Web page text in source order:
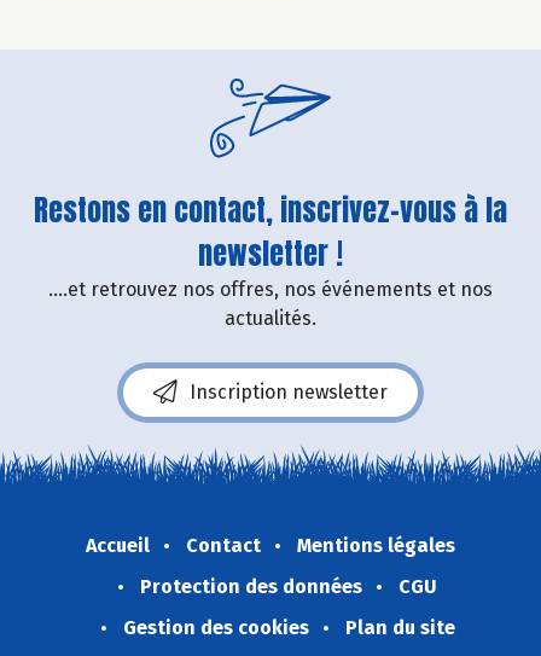
Restons en contact, inscrivez-vous à la
newsletter !
....et retrouvez nos offres, nos événements et nos
actualités.
Inscription newsletter
Accueil Contact
Mentions légales
Protection des données
CGU
Gestion des cookies
Plan du site